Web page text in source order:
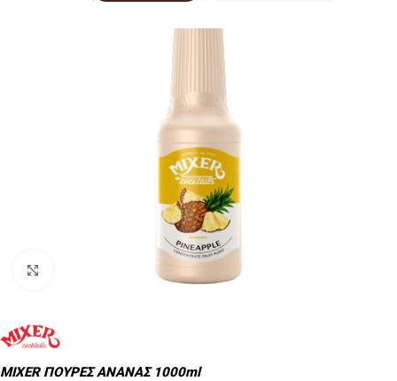
Κλικ για μεγέθυνση
MIXER ΠΟΥΡΕΣ ΑΝΑΝΑΣ 1000ml